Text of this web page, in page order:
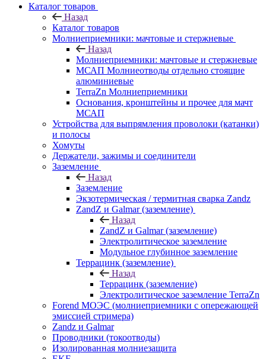
Каталог товаров
Назад
Каталог товаров
Молниеприемники: мачтовые и стержневые
Назад
Молниеприемники: мачтовые и стержневые
МСАП Молниеотводы отдельно стоящие
алюминиевые
TerraZn Молниеприемники
Основания, кронштейны и прочее для мачт
МСАП
Устройства для выпрямления проволоки (катанки)
и полосы
Хомуты
Держатели, зажимы и соединители
Заземление
Назад
Заземление
Экзотермическая / термитная сварка Zandz
ZandZ и Galmar (заземление)
Назад
ZandZ и Galmar (заземление)
Электролитическое заземление
Модульное глубинное заземление
Террацинк (заземление)
Назад
Террацинк (заземление)
Электролитическое заземление TerraZn
Forend МОЭС (молниеприемники с опережающей
эмиссией стримера)
Zandz и Galmar
Проводники (токоотводы)
Изолированная молниезащита